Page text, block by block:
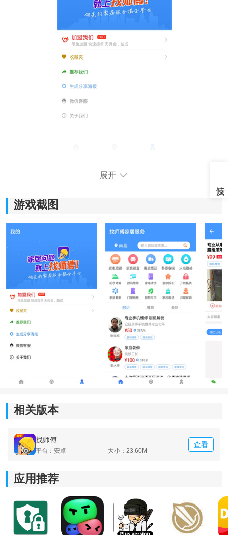
能，可以解决各类家居问题，让您的生活变得更加便
利。
2、覆盖全国各地区，无论您身处任何地方，都能随时获
得我们的家居服务，不再受限于地域。
3、维修师傅会尽快到达您的家门口，解决您所面临的家
居问题，节省您的时间和精力。
4、随时查看并比较价格，确保您得到公道的服务。
展开
游戏截图
相关版本
找师傅
平台：安卓 大小：23.60M
查看
应用推荐